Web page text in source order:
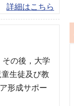
詳細はこちら
の後，大学
生徒及び教
形成サポー